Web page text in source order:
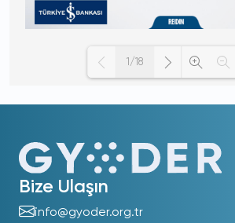
1/18
Bize Ulaşın
info@gyoder.org.tr